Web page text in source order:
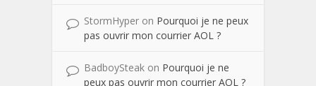
StormHyper on Pourquoi je ne peux
pas ouvrir mon courrier AOL ?
BadboySteak on Pourquoi je ne
peux pas ouvrir mon courrier AOL ?